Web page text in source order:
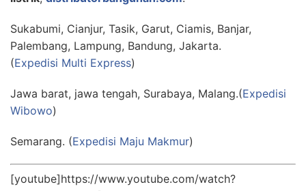
Sukabumi, Cianjur, Tasik, Garut, Ciamis, Banjar,
Palembang, Lampung, Bandung, Jakarta.
(Expedisi Multi Express)
Jawa barat, jawa tengah, Surabaya, Malang.(Expedisi
Wibowo)
Semarang. (Expedisi Maju Makmur)
[youtube]https://www.youtube.com/watch?